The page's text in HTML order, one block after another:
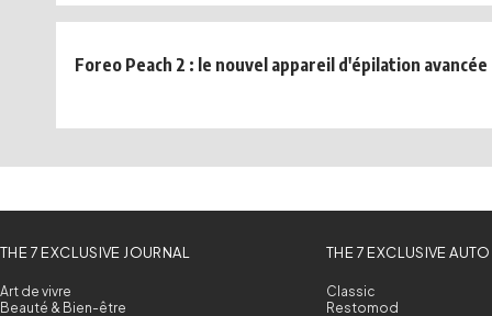
Foreo Peach 2 : le nouvel appareil d'épilation
THE 7 EXCLUSIVE JOURNAL
Art de vivre
Beauté & Bien-être
THE 7 EXCLUSIVE AUTO
Classic
Restomod